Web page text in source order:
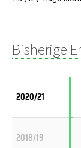
Bisherige
2020/21
2018/19